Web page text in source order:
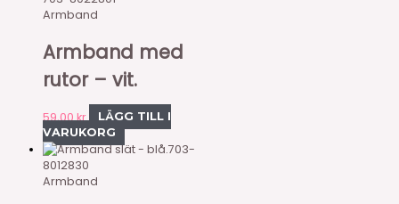
Armband
Armband med
rutor – vit.
59,00kr
LÄGG TILL I
VARUKORG
703-
8012830
Armband